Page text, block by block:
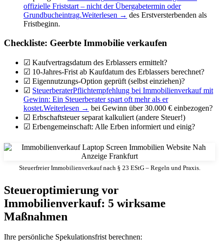
offizielle Friststart – nicht der Übergabetermin oder
Grundbucheintrag.Weiterlesen → des Erstversterbenden als
Fristbeginn.
Checkliste: Geerbte Immobilie verkaufen
☑ Kaufvertragsdatum des Erblassers ermittelt?
☑ 10-Jahres-Frist ab Kaufdatum des Erblassers berechnet?
☑ Eigennutzungs-Option geprüft (selbst einziehen)?
☑ SteuerberaterPflichtempfehlung bei Immobilienverkauf mit
Gewinn: Ein Steuerberater spart oft mehr als er
kostet.Weiterlesen → bei Gewinn über 30.000 € einbezogen?
☑ Erbschaftsteuer separat kalkuliert (andere Steuer!)
☑ Erbengemeinschaft: Alle Erben informiert und einig?
Steuerfreier Immobilienverkauf nach § 23 EStG – Regeln und Praxis.
Steueroptimierung vor
Immobilienverkauf: 5 wirksame
Maßnahmen
Ihre persönliche Spekulationsfrist berechnen: